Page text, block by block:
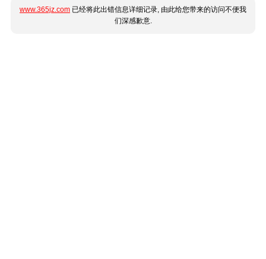
www.365jz.com 已经将此出错信息详细记录, 由此给您带来的访问不便我
们深感歉意.